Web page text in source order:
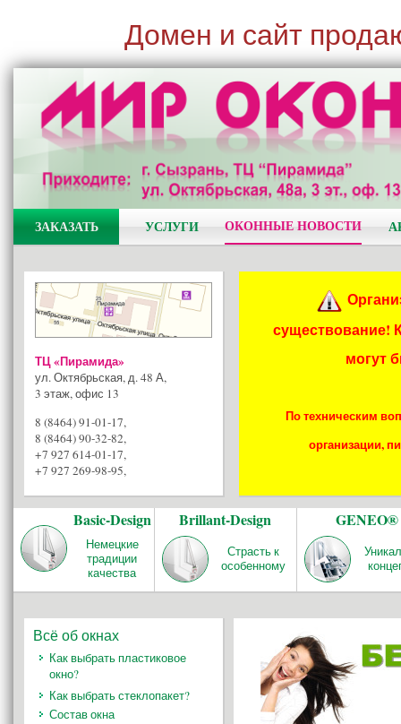
Домен и сайт
ЗАКАЗАТЬ УСЛУГИ ОКОННЫЕ НОВОСТИ
ТЦ «Пирамида»
ул. Октябрьская, д. 48 А,
3 этаж, офис 13
8 (8464) 91-01-17,
8 (8464) 90-32-82,
+7 927 614-01-17,
+7 927 269-98-95,
существование!
могут
По техническим
организации,
Basic-Design
Немецкие
традиции
качества
Brillant-Design
Страсть к
особенному
GENEO®
Всё об окнах
Как выбрать пластиковое
окно?
Как выбрать стеклопакет?
Состав окна